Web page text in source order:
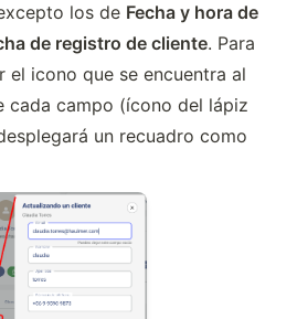
los de Fecha y hora de
de registro de cliente. Para
el icono que se encuentra al
cada campo (ícono del lápiz
un recuadro como